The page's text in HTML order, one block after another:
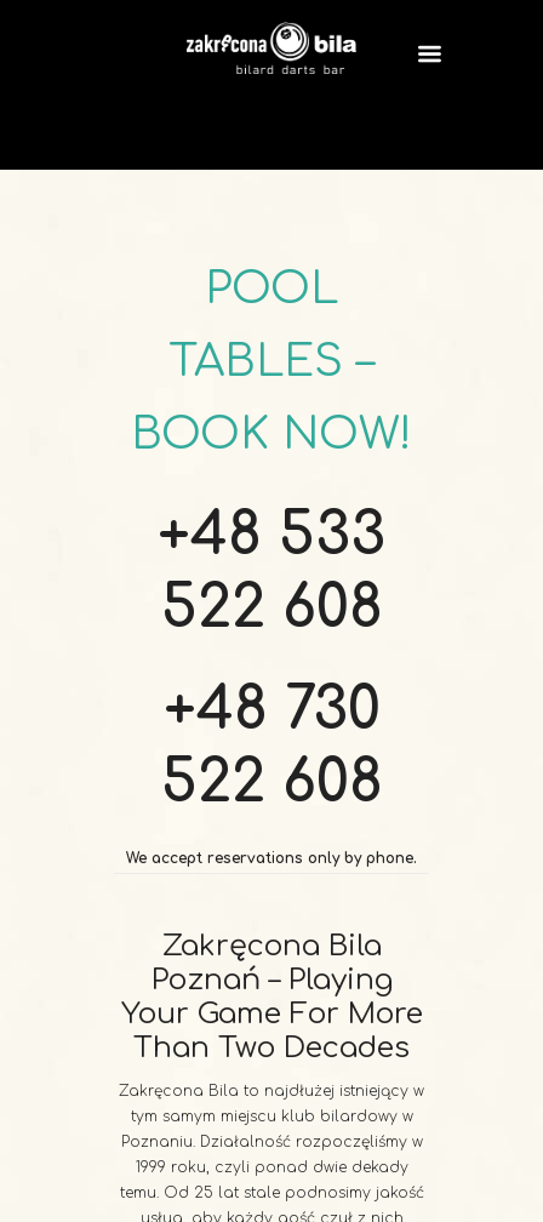
POOL
TABLES –
BOOK NOW!
+48 533
522 608
+48 730
522 608
We accept reservations only by phone.
Zakręcona Bila
Poznań – Playing
Your Game For More
Than Two Decades
Zakręcona Bila to najdłużej istniejący w
tym samym miejscu klub bilardowy w
Poznaniu. Działalność rozpoczęliśmy w
1999 roku, czyli ponad dwie dekady
temu. Od 25 lat stale podnosimy jakość